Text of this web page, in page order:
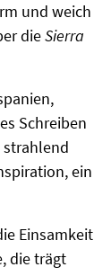
und weich
dieSierra
Schreiben
strahlend
ein
Einsamkeit
die trägt